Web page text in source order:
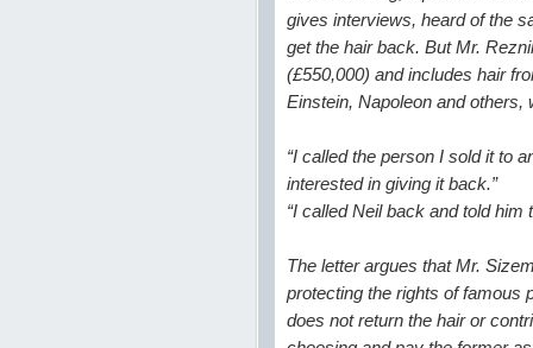
gives interviews, heard of the
get the hair back. But Mr.
(£550,000) and includes hair
Einstein, Napoleon and others,
“I called the person I sold it to
interested in giving it back.”
“I called Neil back and told
The letter argues that Mr.
protecting the rights of famous
does not return the hair or